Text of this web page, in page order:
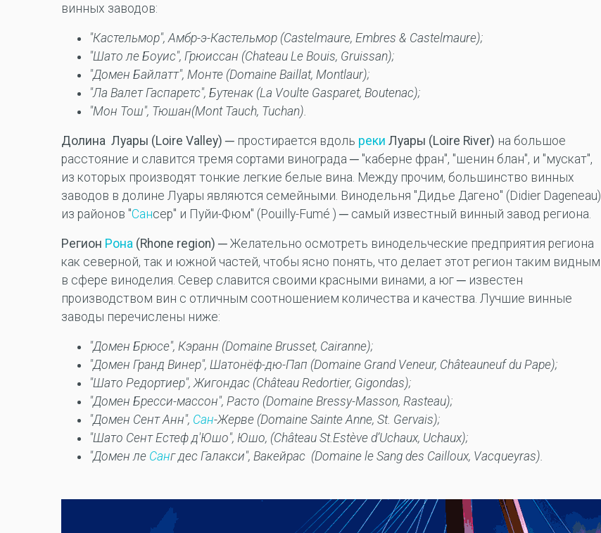
винных заводов:
"Кастельмор", Амбр-э-Кастельмор (Castelmaure, Embres & Castelmaure);
"Шато ле Боуис", Грюиссан (Chateau Le Bouis, Gruissan);
"Домен Байлатт", Монте (Domaine Baillat, Montlaur);
"Ла Валет Гаспаретс", Бутенак (La Voulte Gasparet, Boutenac);
"Мон Тош", Тюшан(Mont Tauch, Tuchan).
Долина Луары (Loire Valley) ─ простирается вдоль реки Луары (Loire River) на большое
расстояние и славится тремя сортами винограда ─ "каберне фран", "шенин блан", и "мускат",
из которых производят тонкие легкие белые вина. Между прочим, большинство винных
заводов в долине Луары являются семейными. Винодельня "Дидье Дагено" (Didier Dageneau)
из районов "Сансер" и Пуйи-Фюм" (Pouilly-Fumé ) ─ самый известный винный завод региона.
Регион Рона (Rhone region) ─ Желательно осмотреть винодельческие предприятия региона
как северной, так и южной частей, чтобы ясно понять, что делает этот регион таким видным
в сфере виноделия. Север славится своими красными винами, а юг ─ известен
производством вин с отличным соотношением количества и качества. Лучшие винные
заводы перечислены ниже:
"Домен Брюсе", Кэранн (Domaine Brusset, Cairanne);
"Домен Гранд Винер", Шатонёф-дю-Пап (Domaine Grand Veneur, Châteauneuf du Pape);
"Шато Редортиер",Жигондас (Château Redortier, Gigondas);
"Домен Бресси-массон", Расто (Domaine Bressy-Masson, Rasteau);
"Домен Сент Анн", Сан-Жерве (Domaine Sainte Anne, St. Gervais);
"Шато Сент Естеф д'Юшо", Юшо, (Château St.Estève d’Uchaux, Uchaux);
"Домен ле Санг дес Галакси", Вакейрас (Domaine le Sang des Cailloux, Vacqueyras).